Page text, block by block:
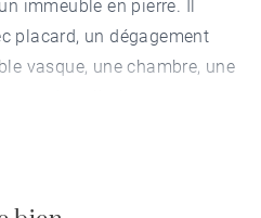
immeuble en pierre. Il
placard, un dégagement
vasque, une chambre, une
indépendant.